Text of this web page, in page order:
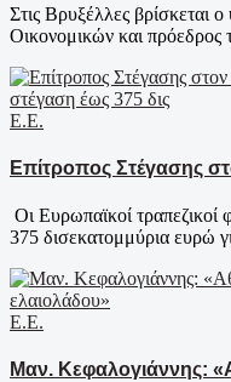
Στις Βρυξέλλες βρίσκεται
Οικονομικών και πρόεδρος
Ε.Ε.
Επίτροπος Στέγασης
Οι Ευρωπαϊκοί τραπεζικοί
375 δισεκατομμύρια ευρώ
Ε.Ε.
Μαν. Κεφαλογιάννης: